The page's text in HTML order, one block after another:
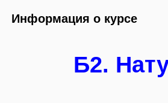
Информация о курсе
Б2.